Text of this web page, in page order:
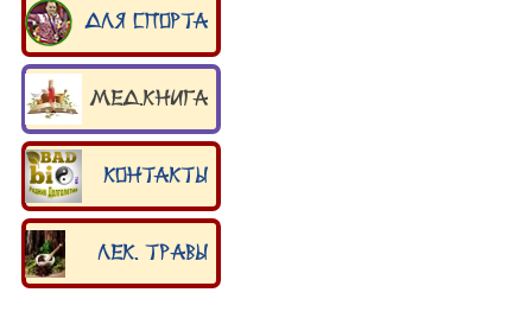
Для спорта
Мед.книга
Контакты
Лек. травы